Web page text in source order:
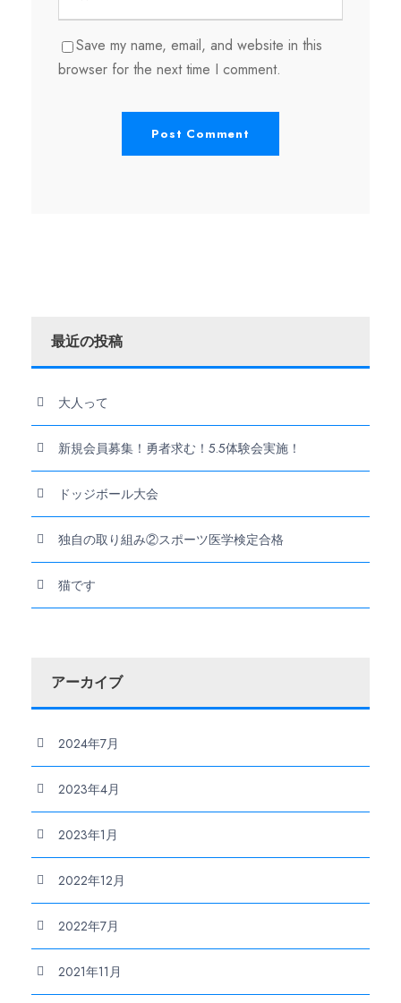
Save my name, email, and website in this
browser for the next time I comment.
最近の投稿
大人って
新規会員募集！勇者求む！5.5体験会実施！
ドッジボール大会
独自の取り組み②スポーツ医学検定合格
猫です
アーカイブ
2024年7月
2023年4月
2023年1月
2022年12月
2022年7月
2021年11月